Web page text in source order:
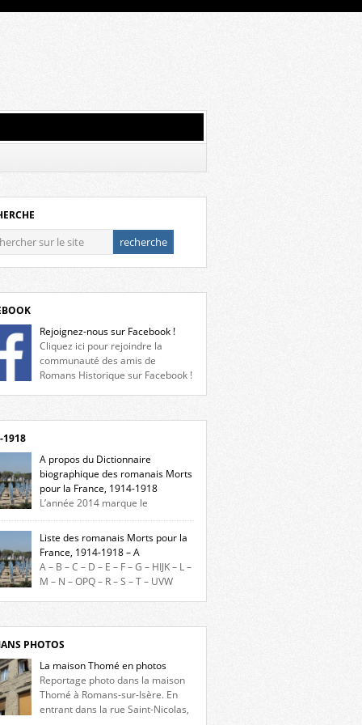
Rejoignez-nous sur Facebook !
Cliquez ici pour rejoindre la
communauté des amis de
Romans Historique sur Facebook !
1918
A propos du Dictionnaire
biographique des romanais Morts
pour la France, 1914-1918
L’année 2014 marque le
du début de la Première Guerre
et ce dictionnaire biographique veut
hommage aux romanais Morts pour la
durant ce conflit. La base de cette
historique est constituée des noms
sur les plaques commémoratives de
de Ville, du lycée du Dauphiné et du lycée
Liste des romanais Morts pour la
France, 1914-1918 – A
A – B – C – D – E – F – G – HIJK – L –
M – N – OPQ – R – S – T – UVW
lettre. Liste des romanais […]
PHOTOS
La maison Thomé en photos
Reportage photo dans la maison
Thomé à Romans-sur-Isère. En
entrant dans la rue Saint-Nicolas,